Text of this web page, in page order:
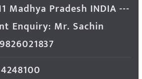
Madhya Pradesh INDIA ---
Enquiry: Mr. Sachin